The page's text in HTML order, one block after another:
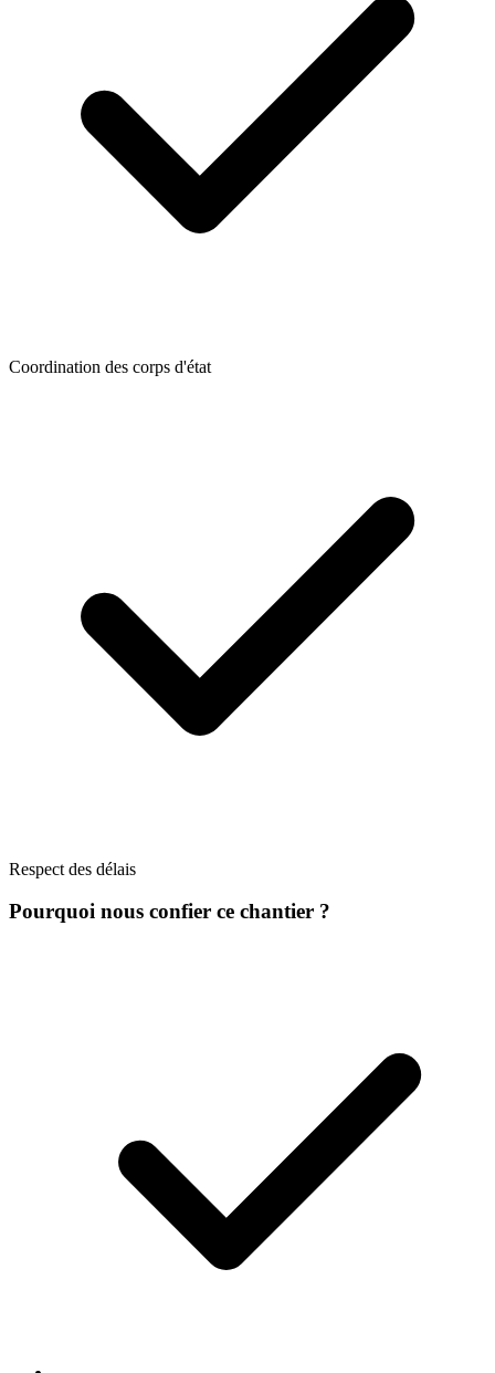
Coordination des corps d'état
Respect des délais
Pourquoi nous confier ce chantier ?